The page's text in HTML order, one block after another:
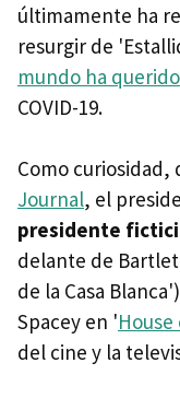
últimamente ha
resurgir de
mundo ha
COVID-19.
Como curiosidad,
Journal, el
presidente
delante de
de la Casa
Spacey en '
del cine y la